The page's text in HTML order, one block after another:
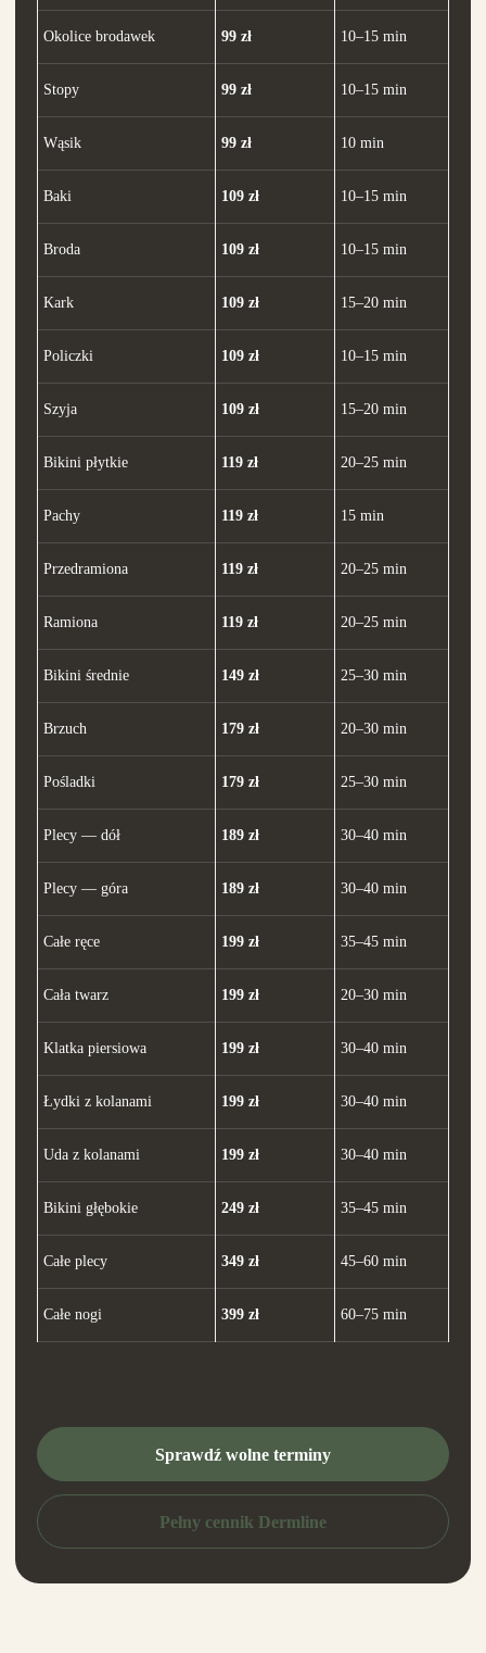
Okolice brodawek 99 zł 10–15 min
Stopy 99 zł 10–15 min
Wąsik 99 zł 10 min
Baki 109 zł 10–15 min
Broda 109 zł 10–15 min
Kark 109 zł 15–20 min
Policzki 109 zł 10–15 min
Szyja 109 zł 15–20 min
Bikini płytkie 119 zł 20–25 min
Pachy 119 zł 15 min
Przedramiona 119 zł 20–25 min
Ramiona 119 zł 20–25 min
Bikini średnie 149 zł 25–30 min
Brzuch 179 zł 20–30 min
Pośladki 179 zł 25–30 min
Plecy — dół 189 zł 30–40 min
Plecy — góra 189 zł 30–40 min
Całe ręce 199 zł 35–45 min
Cała twarz 199 zł 20–30 min
Klatka piersiowa 199 zł 30–40 min
Łydki z kolanami 199 zł 30–40 min
Uda z kolanami 199 zł 30–40 min
Bikini głębokie 249 zł 35–45 min
Całe plecy 349 zł 45–60 min
Całe nogi 399 zł 60–75 min
Sprawdź wolne terminy
Pełny cennik Dermline